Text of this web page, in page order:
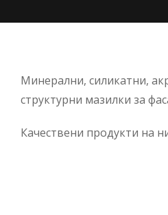
Минерални, силикатни,
структурни мазилки за
Качествени продукти на